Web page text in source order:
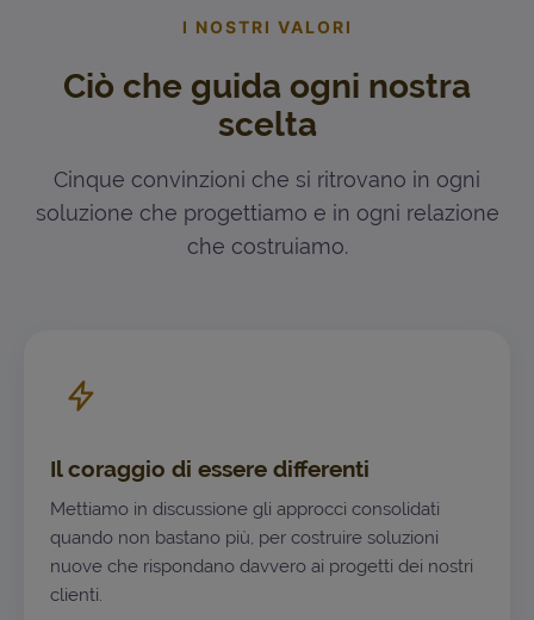
I NOSTRI VALORI
Ciò che guida ogni nostra
scelta
Cinque convinzioni che si ritrovano in ogni
soluzione che progettiamo e in ogni relazione
che costruiamo.
Il coraggio di essere differenti
Mettiamo in discussione gli approcci consolidati
quando non bastano più, per costruire soluzioni
nuove che rispondano davvero ai progetti dei nostri
clienti.